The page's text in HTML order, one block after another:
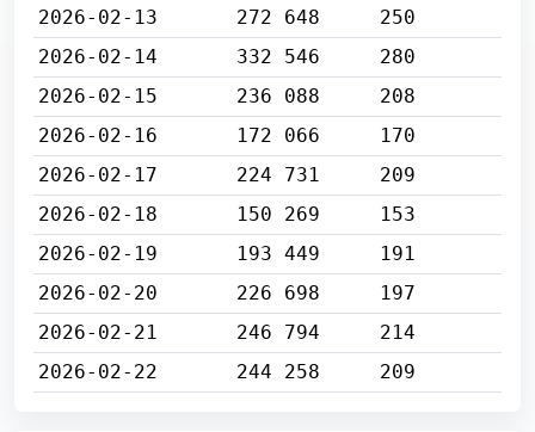
2026-02-13
272 648
250
2026-02-14
332 546
280
2026-02-15
236 088
208
2026-02-16
172 066
170
2026-02-17
224 731
209
2026-02-18
150 269
153
2026-02-19
193 449
191
2026-02-20
226 698
197
2026-02-21
246 794
214
2026-02-22
244 258 209